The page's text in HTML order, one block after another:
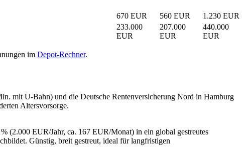
670 EUR 560 EUR
1.230 EUR
233.000
EUR
207.000
EUR
440.000
EUR
im Depot-Rechner.
mit U-Bahn) und die Deutsche Rentenversicherung Nord in Hamburg
Altersvorsorge.
(2.000 EUR/Jahr, ca. 167 EUR/Monat) in ein global gestreutes
Günstig, breit gestreut, ideal für langfristigen